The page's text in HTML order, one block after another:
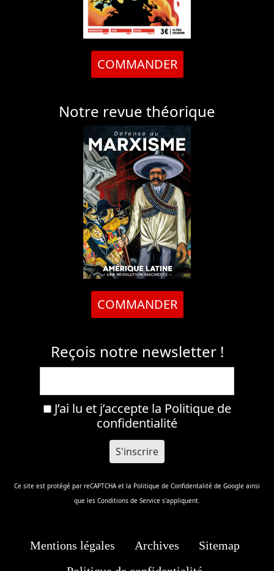
COMMANDER
Notre revue théorique
COMMANDER
Reçois notre newsletter !
J’ai lu et j’accepte la Politique de
confidentialité
Ce site est protégé par reCAPTCHA et la Politique de Confidentalité de Google ainsi
que les Conditions de Service s'appliquent.
Mentions légales Archives
Sitemap